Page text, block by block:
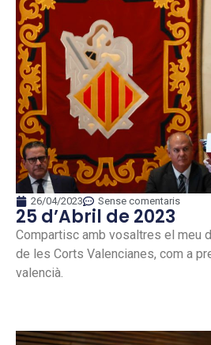
26/04/2023 Sense comentaris
25 d’Abril de 2023
Compartisc amb vosaltres el meu
de les Corts Valencianes, com a
valencià.